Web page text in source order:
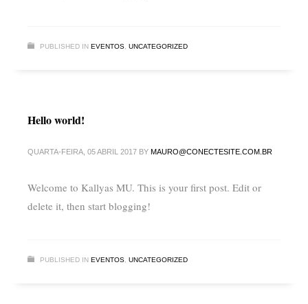
PUBLISHED IN EVENTOS UNCATEGORIZED
Hello world!
QUARTA-FEIRA, 05 ABRIL 2017 BY MAURO@CONECTESITE.COM.BR
Welcome to Kallyas MU. This is your first post. Edit or
delete it, then start blogging!
PUBLISHED IN EVENTOS UNCATEGORIZED